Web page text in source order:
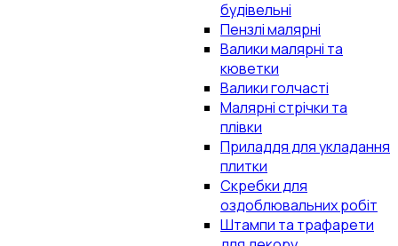
будівельні
Пензлі малярні
Валики малярні та
кюветки
Валики голчасті
Малярні стрічки та
плівки
Приладдя для укладання
плитки
Скребки для
оздоблювальних робіт
Штампи та трафарети